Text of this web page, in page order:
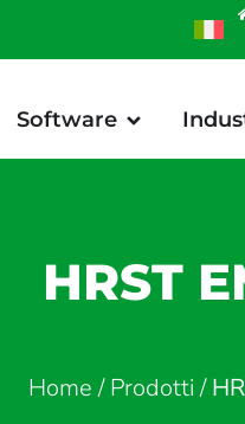
Software
HRST
Home/Prodotti/